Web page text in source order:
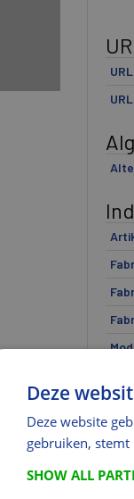
Deze
Deze website
gebruiken,
SHOW ALL